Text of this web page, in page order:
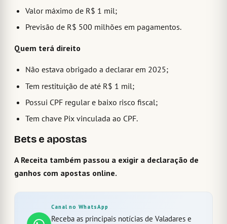
Valor máximo de R$ 1 mil;
Previsão de R$ 500 milhões em pagamentos.
Quem terá direito
Não estava obrigado a declarar em 2025;
Tem restituição de até R$ 1 mil;
Possui CPF regular e baixo risco fiscal;
Tem chave Pix vinculada ao CPF.
Bets e apostas
A Receita também passou a exigir a declaração de
ganhos com apostas online.
Canal no WhatsApp
Receba as principais notícias de Valadares e